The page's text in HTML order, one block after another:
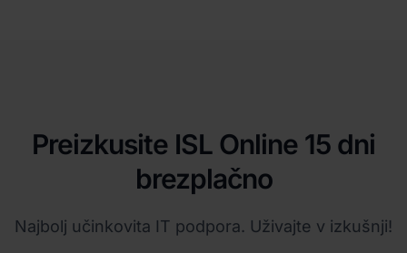
Preizkusite ISL Online 15 dni
brezplačno
Najbolj učinkovita IT podpora. Uživajte v izkušnji!